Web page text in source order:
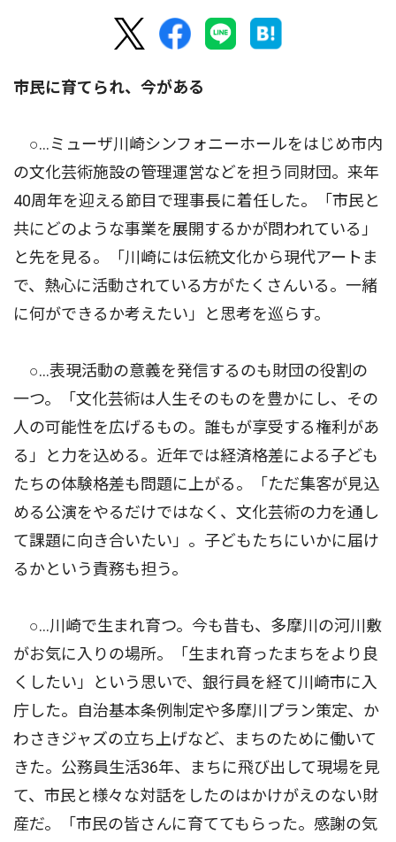
市民に育てられ、今がある
○…ミューザ川崎シンフォニーホールをはじめ市内
の文化芸術施設の管理運営などを担う同財団。来年
40周年を迎える節目で理事長に着任した。「市民と
共にどのような事業を展開するかが問われている」
と先を見る。「川崎には伝統文化から現代アートま
で、熱心に活動されている方がたくさんいる。一緒
に何ができるか考えたい」と思考を巡らす。
○…表現活動の意義を発信するのも財団の役割の
一つ。「文化芸術は人生そのものを豊かにし、その
人の可能性を広げるもの。誰もが享受する権利があ
る」と力を込める。近年では経済格差による子ども
たちの体験格差も問題に上がる。「ただ集客が見込
める公演をやるだけではなく、文化芸術の力を通し
て課題に向き合いたい」。子どもたちにいかに届け
るかという責務も担う。
○…川崎で生まれ育つ。今も昔も、多摩川の河川敷
がお気に入りの場所。「生まれ育ったまちをより良
くしたい」という思いで、銀行員を経て川崎市に入
庁した。自治基本条例制定や多摩川プラン策定、か
わさきジャズの立ち上げなど、まちのために働いて
きた。公務員生活36年、まちに飛び出して現場を見
て、市民と様々な対話をしたのはかけがえのない財
産だ。「市民の皆さんに育ててもらった。感謝の気